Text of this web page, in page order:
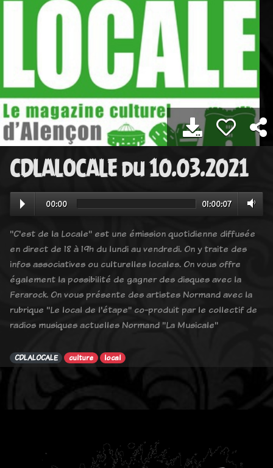
CDLALOCALE du 10.03.2021
00:00 01:00:07
"C'est de la Locale" est une émission quotidienne diffusée
en direct de 18 à 19h du lundi au vendredi. On y traite des
infos associatives ou culturelles locales. On vous offre
également la possibilité de gagner des disques avec la
Ferarock. On vous présente des artistes Normand avec la
rubrique "Le local de l'étape" co-produit par le collectif de
radios musiques actuelles Normand "La Musicale"
CDLALOCALE culture local